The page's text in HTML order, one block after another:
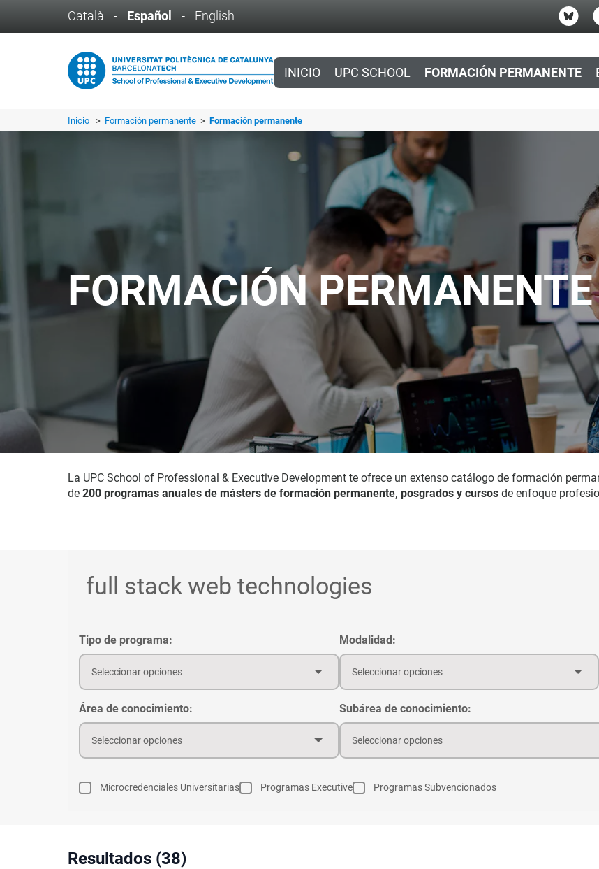
Català - Español - English
INICIO UPC SCHOOL FORMACIÓN PERMANENTE
Inicio > Formación permanente > Formación permanente
FORMACIÓN PERMANENTE
La UPC School of Professional & Executive Development te ofrece un extenso catálogo de formación
de 200 programas anuales de másters de formación permanente, posgrados y cursos de enfoque
Tipo de programa:
Seleccionar opciones
Modalidad:
Seleccionar opciones
Área de conocimiento:
Seleccionar opciones
Subárea de conocimiento:
Seleccionar opciones
Microcredenciales Universitarias Programas Executive Programas Subvencionados
Resultados (38)